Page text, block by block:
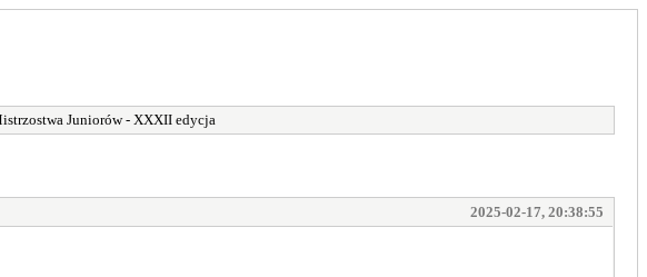
Juniorów - XXXII edycja
2025-02-17, 20:38:55